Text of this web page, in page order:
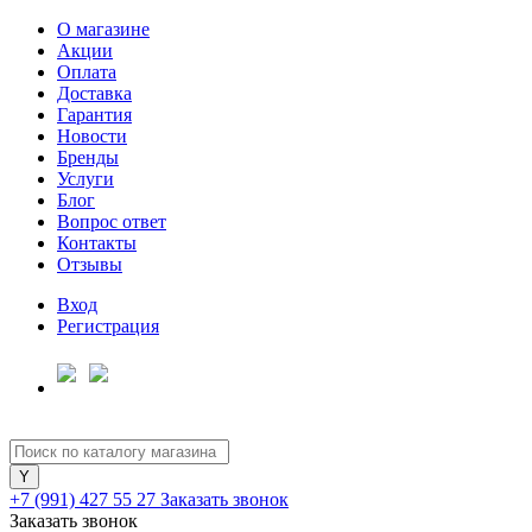
О магазине
Акции
Оплата
Доставка
Гарантия
Новости
Бренды
Услуги
Блог
Вопрос ответ
Контакты
Отзывы
Вход
Регистрация
+7 (991) 427 55 27 Заказать звонок
Заказать звонок
Для клиентов всех банков
Разбейте
оплатуна части
без переплат
График платежей
Сегодня
25%